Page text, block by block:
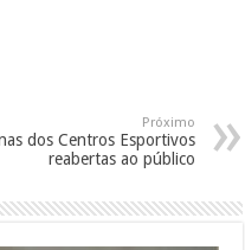
Próximo
dos Centros Esportivos
reabertas ao público